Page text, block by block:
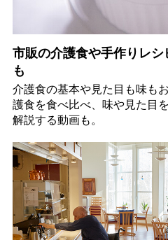
市販の介護食や手作りレ
も
介護食の基本や見た目も味も
護食を食べ比べ、味や見た目
解説する動画も。